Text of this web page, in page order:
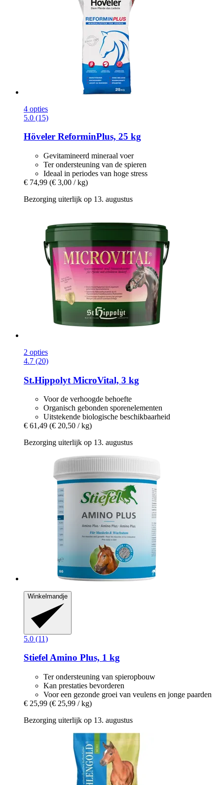
4 opties
5.0 (15)
Höveler ReforminPlus, 25 kg
Gevitamineerd mineraal voer
Ter ondersteuning van de spieren
Ideaal in periodes van hoge stress
€ 74,99 (€ 3,00 / kg)
Bezorging uiterlijk op 13. augustus
2 opties
4.7 (20)
St.Hippolyt MicroVital, 3 kg
Voor de verhoogde behoefte
Organisch gebonden sporenelementen
Uitstekende biologische beschikbaarheid
€ 61,49 (€ 20,50 / kg)
Bezorging uiterlijk op 13. augustus
Winkelmandje
5.0 (11)
StiefelAmino Plus, 1 kg
Ter ondersteuning van spieropbouw
Kan prestaties bevorderen
Voor een gezonde groei van veulens en jonge paarden
€ 25,99 (€ 25,99 / kg)
Bezorging uiterlijk op 13. augustus